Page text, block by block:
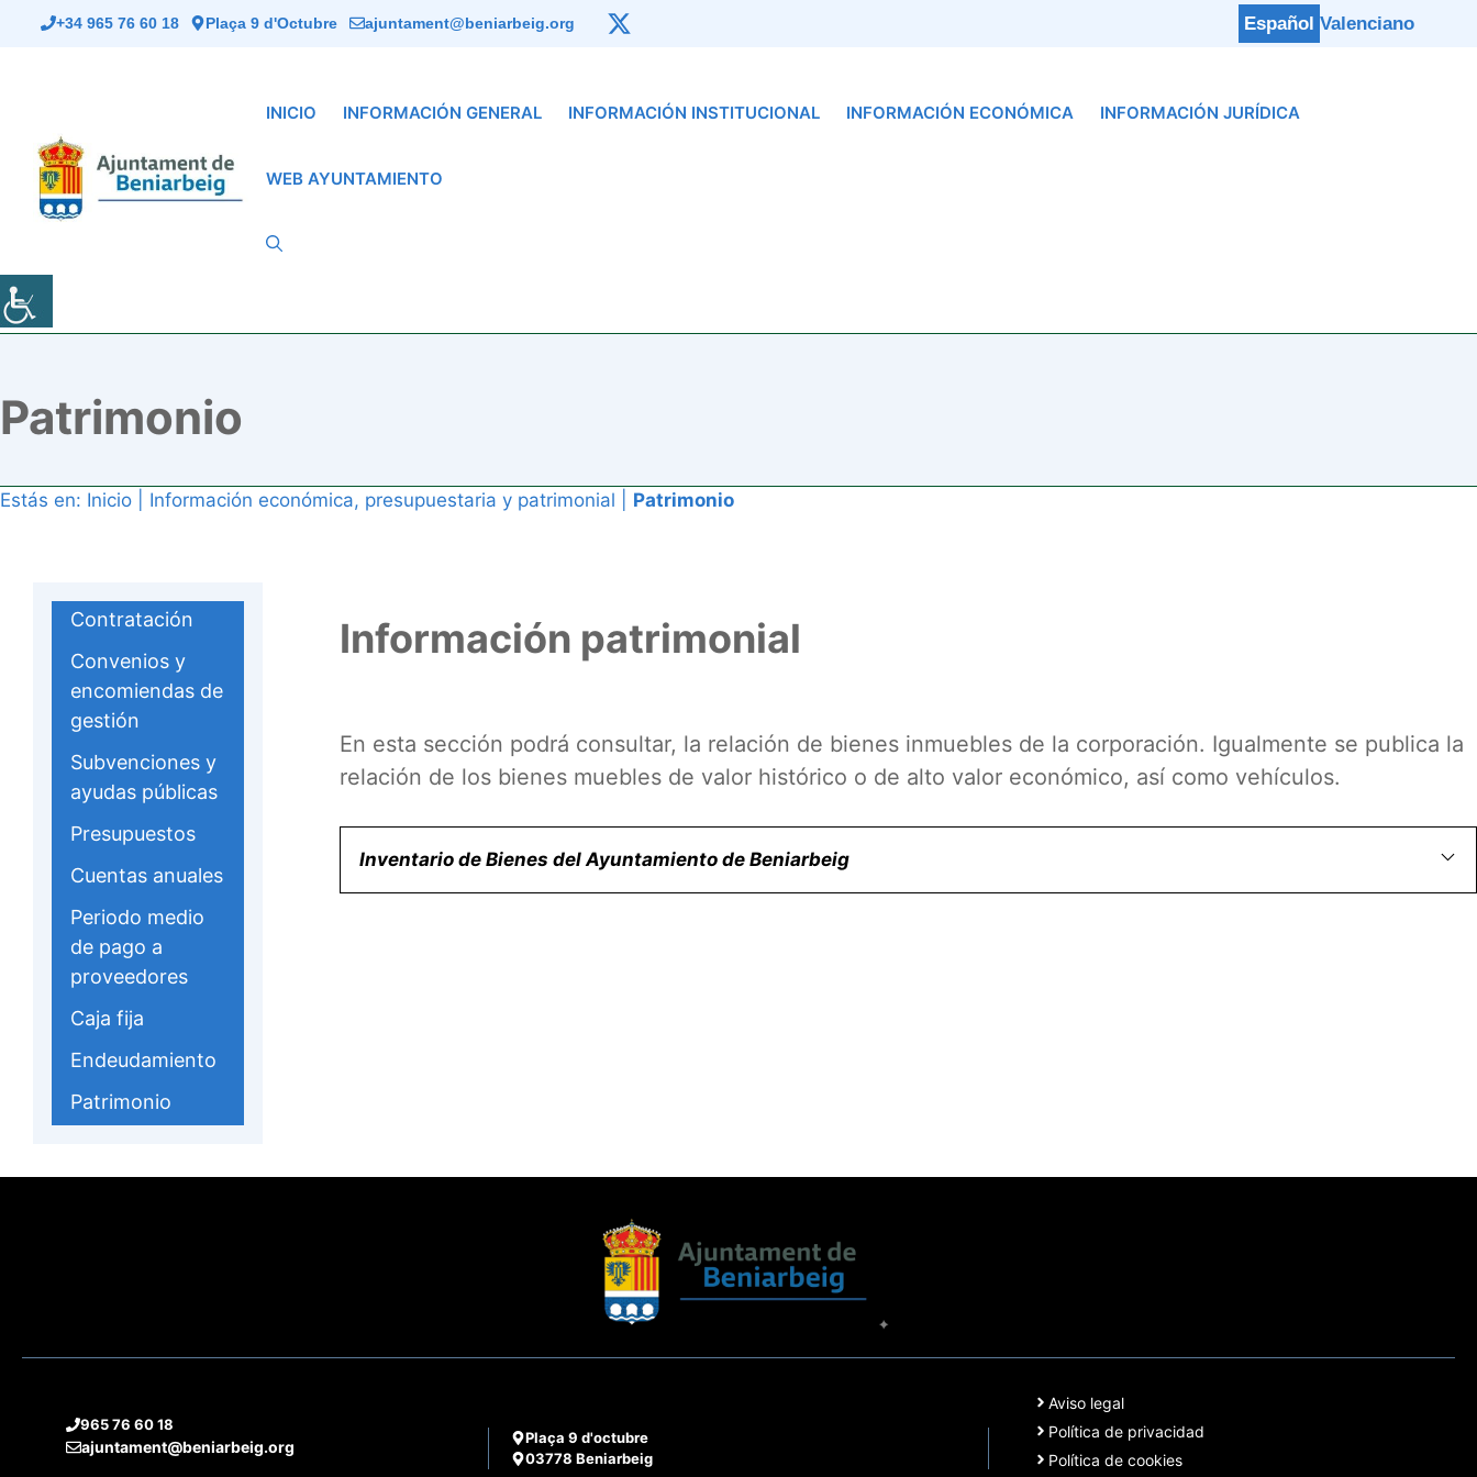
+34 965 76 60 18 Plaça 9 d'Octubre ajuntament@beniarbeig.org Español Valenciano
INICIO INFORMACIÓN GENERAL INFORMACIÓN INSTITUCIONAL INFORMACIÓN ECONÓMICA INFORMACIÓN JURÍDICA
WEB AYUNTAMIENTO
Patrimonio
Estás en: Inicio Información económica, presupuestaria y patrimonial Patrimonio
Información patrimonial
En esta sección podrá consultar, la relación de bienes inmuebles de la corporación. Igualmente se publica la
relación de los bienes muebles de valor histórico o de alto valor económico, así como vehículos.
Inventario de Bienes del Ayuntamiento de Beniarbeig
Contratación
Convenios y
encomiendas de
gestión
Subvenciones y
ayudas públicas
Presupuestos
Cuentas anuales
Periodo medio
de pago a
proveedores
Caja fija
Endeudamiento
Patrimonio
965 76 60 18
ajuntament@beniarbeig.org
Plaça 9 d'octubre
03778 Beniarbeig
Aviso legal
Política de privacidad
Política de cookies